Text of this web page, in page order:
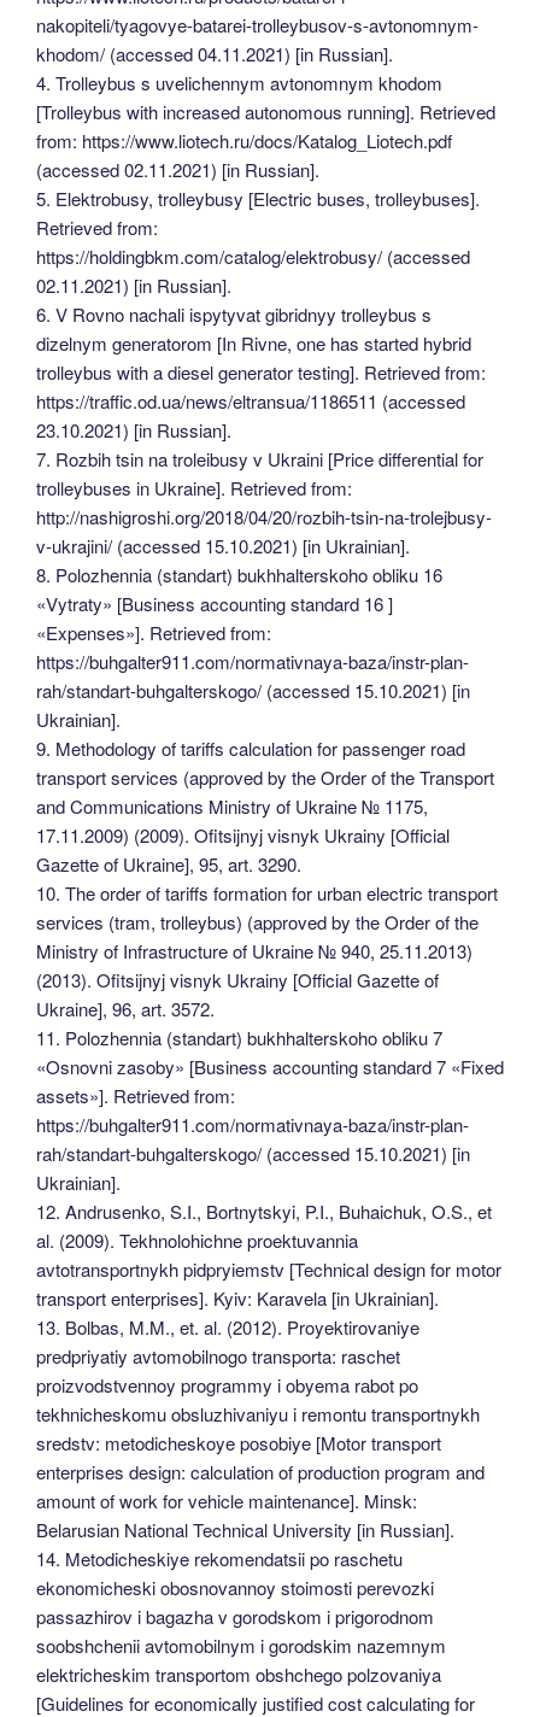
nakopiteli/tyagovye-batarei-trolleybusov-s-avtonomnym-
khodom/ (accessed 04.11.2021) [in Russian].
4. Trolleybus s uvelichennym avtonomnym khodom
[Trolleybus with increased autonomous running]. Retrieved
from: https://www.liotech.ru/docs/Katalog_Liotech.pdf
(accessed 02.11.2021) [in Russian].
5. Elektrobusy, trolleybusy [Electric buses, trolleybuses].
Retrieved from:
https://holdingbkm.com/catalog/elektrobusy/ (accessed
02.11.2021) [in Russian].
6. V Rovno nachali ispytyvat gibridnyy trolleybus s
dizelnym generatorom [In Rivne, one has started hybrid
trolleybus with a diesel generator testing]. Retrieved from:
https://traffic.od.ua/news/eltransua/1186511 (accessed
23.10.2021) [in Russian].
7. Rozbih tsin na troleibusy v Ukraini [Price differential for
trolleybuses in Ukraine]. Retrieved from:
http://nashigroshi.org/2018/04/20/rozbih-tsin-na-trolejbusy-
v-ukrajini/ (accessed 15.10.2021) [in Ukrainian].
8. Polozhennia (standart) bukhhalterskoho obliku 16
«Vytraty» [Business accounting standard 16 ]
«Expenses»]. Retrieved from:
https://buhgalter911.com/normativnaya-baza/instr-plan-
rah/standart-buhgalterskogo/ (accessed 15.10.2021) [in
Ukrainian].
9. Methodology of tariffs calculation for passenger road
transport services (approved by the Order of the Transport
and Communications Ministry of Ukraine № 1175,
17.11.2009) (2009). Ofitsijnyj visnyk Ukrainy [Official
Gazette of Ukraine], 95, art. 3290.
10. The order of tariffs formation for urban electric transport
services (tram, trolleybus) (approved by the Order of the
Ministry of Infrastructure of Ukraine № 940, 25.11.2013)
(2013). Ofitsijnyj visnyk Ukrainy [Official Gazette of
Ukraine], 96, art. 3572.
11. Polozhennia (standart) bukhhalterskoho obliku 7
«Osnovni zasoby» [Business accounting standard 7 «Fixed
assets»]. Retrieved from:
https://buhgalter911.com/normativnaya-baza/instr-plan-
rah/standart-buhgalterskogo/ (accessed 15.10.2021) [in
Ukrainian].
12. Andrusenko, S.I., Bortnytskyi, P.I., Buhaichuk, O.S., et
al. (2009). Tekhnolohichne proektuvannia
avtotransportnykh pidpryiemstv [Technical design for motor
transport enterprises]. Kyiv: Karavela [in Ukrainian].
13. Bolbas, M.M., et. al. (2012). Proyektirovaniye
predpriyatiy avtomobilnogo transporta: raschet
proizvodstvennoy programmy i obyema rаbot po
tekhnicheskomu obsluzhivaniyu i remontu transportnykh
sredstv: metodicheskoye posobiye [Motor transport
enterprises design: calculation of production program and
amount of work for vehicle maintenance]. Minsk:
Belarusian National Technical University [in Russian].
14. Metodicheskiye rekomendatsii po raschetu
ekonomicheski obosnovannoy stoimosti perevozki
passazhirov i bagazha v gorodskom i prigorodnom
soobshchenii avtomobilnym i gorodskim nazemnym
elektricheskim transportom obshchego polzovaniya
[Guidelines for economically justified cost calculating for